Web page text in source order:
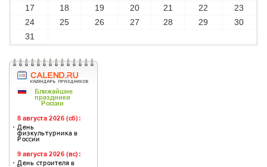
17
18 19 20 21 22
23
24
25 26 27 28 29
30
31